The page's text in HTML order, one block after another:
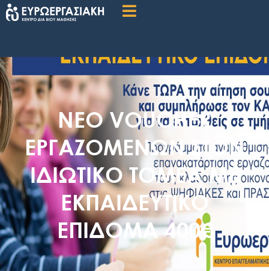
ΝΕΟ VOUCHER
ΕΡΓΑΖΟΜΕΝΩΝ ΣΤΟΝ
ΙΔΙΩΤΙΚΟ ΤΟΜΕΑ ΜΕ
ΕΚΠΑΙΔΕΥΤΙΚΟ
ΕΠΙΔΟΜΑ 400€